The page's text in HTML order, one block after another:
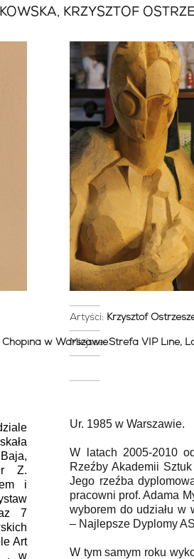
KRZYSZTOF
w Warszawie
Z.
i
7
Art
, w
Artyści: Krzysztof
Miejsce:Strefa VIP Line,
Ur. 1985 w Warszawie.
W latach 2005-2010
Rzeźby Akademii
Jego rzeźba
pracowni prof. Adama
wyborem do udziału w
– Najlepsze Dyplomy
W tym samym roku